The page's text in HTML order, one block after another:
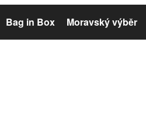
Bag in Box Moravský výběr